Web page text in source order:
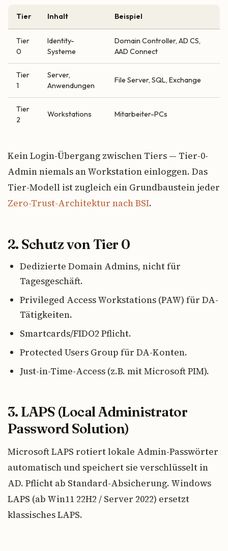
Tier Inhalt Beispiel
Tier
0
Identity-
Systeme
Domain Controller, AD CS,
AAD Connect
Tier
1
Server,
Anwendungen
File Server, SQL, Exchange
Tier
2
Workstations Mitarbeiter-PCs
Kein Login-Übergang zwischen Tiers — Tier-0-
Admin niemals an Workstation einloggen. Das
Tier-Modell ist zugleich ein Grundbaustein jeder
Zero-Trust-Architektur nach BSI.
2. Schutz von Tier 0
Dedizierte Domain Admins, nicht für
Tagesgeschäft.
Privileged Access Workstations (PAW) für DA-
Tätigkeiten.
Smartcards/FIDO2 Pflicht.
Protected Users Group für DA-Konten.
Just-in-Time-Access (z.B. mit Microsoft PIM).
3. LAPS (Local Administrator
Password Solution)
Microsoft LAPS rotiert lokale Admin-Passwörter
automatisch und speichert sie verschlüsselt in
AD. Pflicht ab Standard-Absicherung. Windows
LAPS (ab Win11 22H2 / Server 2022) ersetzt
klassisches LAPS.